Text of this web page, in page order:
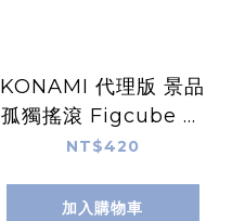
KONAMI 代理版 景品
孤獨搖滾 Figcube 山
田涼
NT$420
加入購物車